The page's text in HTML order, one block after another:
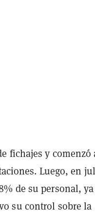
fichajes y comenzó
Luego, en
de su personal,
su control sobre la